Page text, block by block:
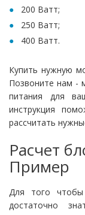
200 Ватт;
250 Ватт;
400 Ватт.
Купить нужную
Позвоните нам -
питания для
инструкция
рассчитать
Расчет
Пример
Для того чтобы
достаточно